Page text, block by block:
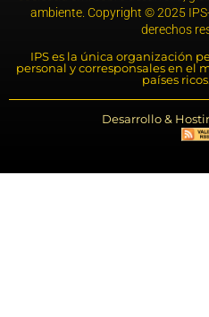
ambiente. Copyright © 2025
derechos
IPS es la única organización
personal y corresponsales en el
países
Desarrollo &